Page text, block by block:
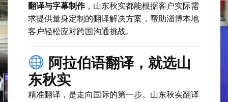
翻译与字幕制作，山东秋实都能根据客户实际需
求提供量身定制的翻译解决方案，帮助淄博本地
客户轻松应对跨国沟通挑战。
阿拉伯语翻译，就选山
东秋实
精准翻译，是走向国际的第一步。山东秋实翻译